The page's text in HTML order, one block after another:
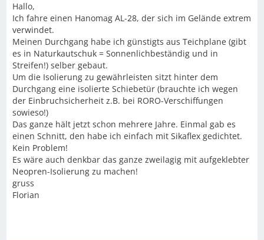
Hallo,
Ich fahre einen Hanomag AL-28, der sich im Gelände extrem
verwindet.
Meinen Durchgang habe ich günstigts aus Teichplane (gibt
es in Naturkautschuk = Sonnenlichbeständig und in
Streifen!) selber gebaut.
Um die Isolierung zu gewährleisten sitzt hinter dem
Durchgang eine isolierte Schiebetür (brauchte ich wegen
der Einbruchsicherheit z.B. bei RORO-Verschiffungen
sowieso!)
Das ganze hält jetzt schon mehrere Jahre. Einmal gab es
einen Schnitt, den habe ich einfach mit Sikaflex gedichtet.
Kein Problem!
Es wäre auch denkbar das ganze zweilagig mit aufgeklebter
Neopren-Isolierung zu machen!
gruss
Florian